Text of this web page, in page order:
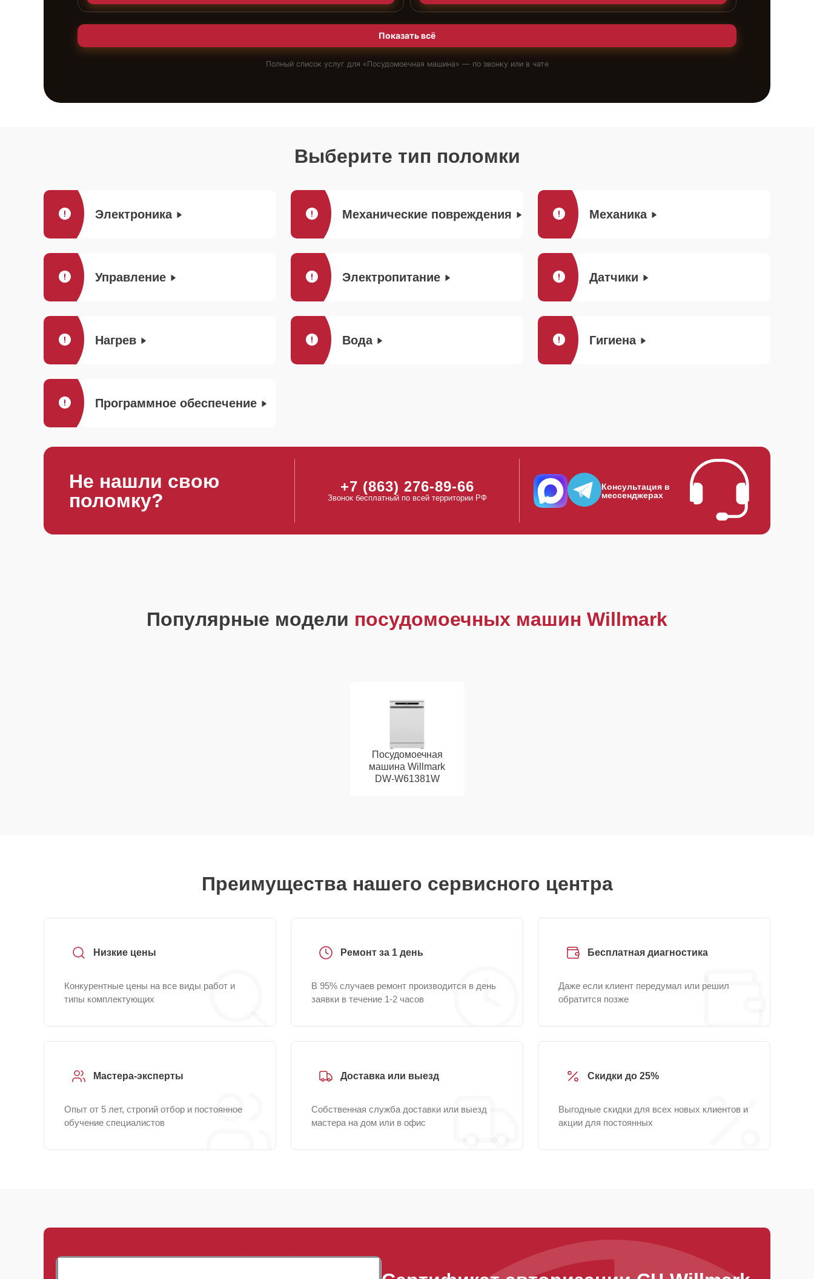
Показать всё
Полный список услуг для «Посудомоечная машина» — по звонку или в чате
Выберите тип поломки
Электроника Механические повреждения Механика
Управление Электропитание Датчики
Нагрев Вода Гигиена
Программное обеспечение
Не нашли свою
поломку?
+7 (863) 276-89-66
Звонок бесплатный по всей территории РФ
Консультация в
мессенджерах
Популярные модели посудомоечных машин Willmark
Посудомоечная
машина Willmark
DW-W61381W
Преимущества нашего сервисного центра
Низкие цены
Конкурентные цены на все виды работ и
типы комплектующих
Ремонт за 1 день
В 95% случаев ремонт производится в день
заявки в течение 1-2 часов
Бесплатная диагностика
Даже если клиент передумал или решил
обратится позже
Мастера-эксперты
Опыт от 5 лет, строгий отбор и постоянное
обучение специалистов
Доставка или выезд
Собственная служба доставки или выезд
мастера на дом или в офис
Скидки до 25%
Выгодные скидки для всех новых клиентов и
акции для постоянных